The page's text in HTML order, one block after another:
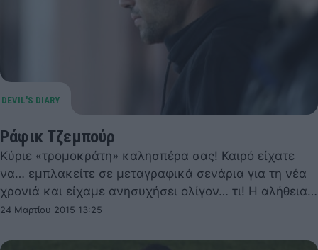
Ράφικ Τζεμπούρ
Κύριε «τρομοκράτη» καλησπέρα σας! Καιρό είχατε
να… εμπλακείτε σε μεταγραφικά σενάρια για τη νέα
χρονιά και είχαμε ανησυχήσει ολίγον… τι! Η αλήθεια…
24 Μαρτίου 2015 13:25